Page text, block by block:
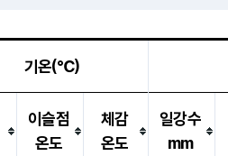
기온(℃)
이슬점
온도
체감
온도
일강수
mm